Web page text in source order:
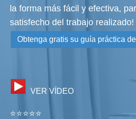
la forma más fácil y efectiva,
satisfecho del trabajo realizado!
Obtenga gratis su guía práctica
VER VÍDEO
⭐⭐⭐⭐⭐